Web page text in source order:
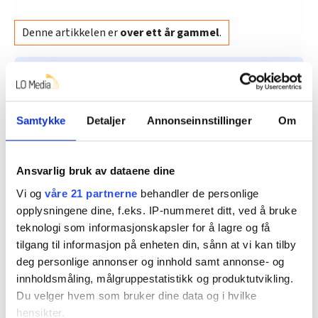
Samtykke Detaljer Annonseinnstillinger Om
Ansvarlig bruk av dataene dine
Vi og våre 21 partnerne behandler de personlige
opplysningene dine, f.eks. IP-nummeret ditt, ved å bruke
teknologi som informasjonskapsler for å lagre og få
tilgang til informasjon på enheten din, sånn at vi kan tilby
deg personlige annonser og innhold samt annonse- og
innholdsmåling, målgruppestatistikk og produktutvikling.
Du velger hvem som bruker dine data og i hvilke
hensikter.
Denne artikkelen erover ett år gammel.
Ønsker du å si din mening?
Her finner du informasjon om debattinnlegg og
kronikker til FriFagbevegelse
frp LO Arbeidsmiljøloven Debatt
fagbevegelsen tariffavtale sosial dumping
Stortingsvalget